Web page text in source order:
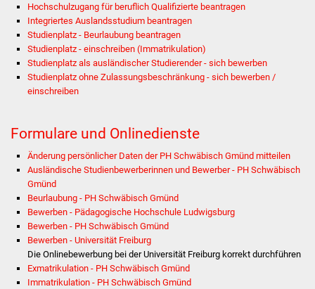
Schulen
Kindergärten
Kolping-Musikschule
Lokale Agenda
Fachteam Jugend
Hochschulzugang für beruflich Qualifizierte beantragen
Integriertes Auslandsstudium beantragen
Studienplatz - Beurlaubung beantragen
Studienplatz - einschreiben (Immatrikulation)
Studienplatz als ausländischer Studierender - sich bewerben
Studienplatz ohne Zulassungsbeschränkung - sich bewerben /
einschreiben
Formulare und Onlinedienste
Änderung persönlicher Daten der PH Schwäbisch Gmünd mitteilen
Ausländische Studienbewerberinnen und Bewerber - PH Schwäbisch
Gmünd
Beurlaubung - PH Schwäbisch Gmünd
Bewerben - Pädagogische Hochschule Ludwigsburg
Bewerben - PH Schwäbisch Gmünd
Bewerben - Universität Freiburg
Die Onlinebewerbung bei der Universität Freiburg korrekt durchführen
Exmatrikulation - PH Schwäbisch Gmünd
Immatrikulation - PH Schwäbisch Gmünd